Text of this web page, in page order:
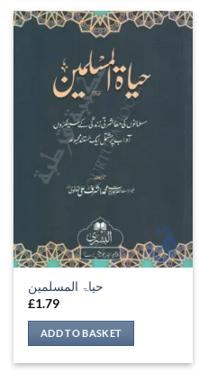
حیاۃ المسلمین
£1.79
ADD TO BASKET